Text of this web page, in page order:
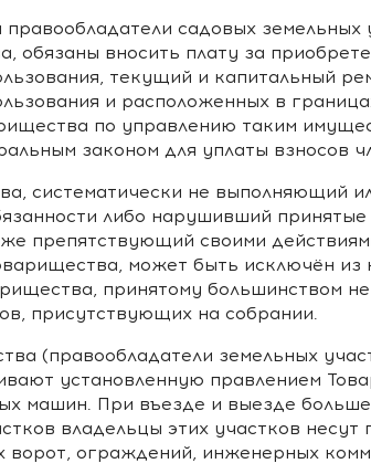
правообладатели садовых
обязаны вносить плату за
текущий и капитальный
и расположенных в
по управлению таким
законом для уплаты взносов
систематически не выполняющий
либо нарушивший принятые
препятствующий своими
может быть исключён
принятому большинством
присутствующих на собрании.
(правообладатели земельных
установленную правлением
машин. При въезде и выезде
владельцы этих участков несут
ворот, ограждений, инженерных